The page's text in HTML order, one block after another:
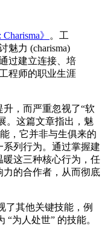
》
。工
魅力 (charisma)
过建立连接、培
程师的职业生涯
，而严重忽视了“软
。这篇文章指出，魅
，它并非与生俱来的
列行为。通过掌握建
这三种核心行为，任
的合作者，从而彻底
了其他关键技能，例
“为人处世” 的技能。